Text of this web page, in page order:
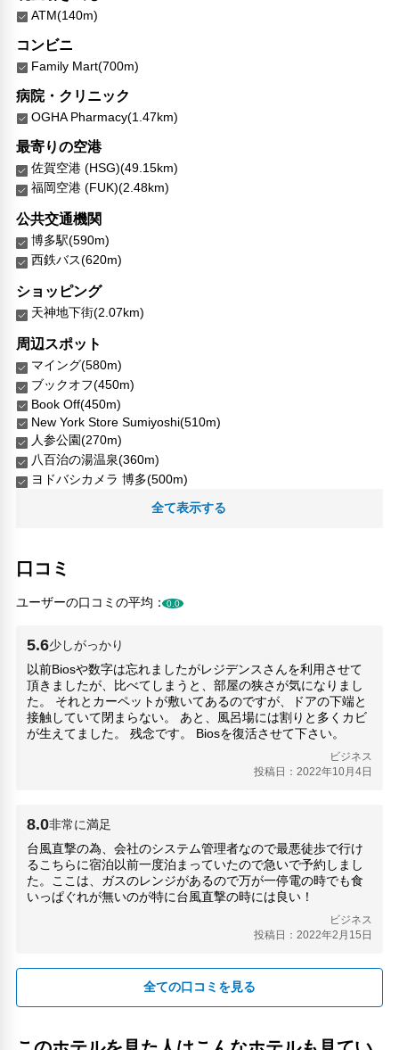
ATM(140m)
コンビニ
Family Mart(700m)
病院・クリニック
OGHA Pharmacy(1.47km)
最寄りの空港
佐賀空港 (HSG)(49.15km)
福岡空港 (FUK)(2.48km)
公共交通機関
博多駅(590m)
西鉄バス(620m)
ショッピング
天神地下街(2.07km)
周辺スポット
マイング(580m)
ブックオフ(450m)
Book Off(450m)
New York Store Sumiyoshi(510m)
人参公園(270m)
八百治の湯温泉(360m)
ヨドバシカメラ 博多(500m)
キャンドゥ ヨドバシ博多店(500m)
博多ニューライフ教会(530m)
博多駅南公園(530m)
東住吉公園(210m)
人気スポット
JR博多シティアムプラザ博多(630m)
中洲屋台(1.36km)
大濠公園(4.01km)
天神地下街(2.07km)
東長寺(1.35km)
全て表示する
口コミ
ユーザーの口コミの平均：0.0
5.6少しがっかり
以前Biosや数字は忘れましたがレジデンスさんを利用させて
頂きましたが、比べてしまうと、部屋の狭さが気になりまし
た。 それとカーペットが敷いてあるのですが、ドアの下端と
接触していて閉まらない。 あと、風呂場には割りと多くカビ
が生えてました。 残念です。 Biosを復活させて下さい。
ビジネス
投稿日：2022年10月4日
8.0非常に満足
台風直撃の為、会社のシステム管理者なので最悪徒歩で行け
るこちらに宿泊以前一度泊まっていたので急いで予約しまし
た。ここは、ガスのレンジがあるので万が一停電の時でも食
いっぱぐれが無いのが特に台風直撃の時には良い！
ビジネス
投稿日：2022年2月15日
全ての口コミを見る